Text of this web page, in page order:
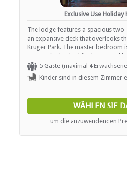
Sicherheit (Alarmanlage)
Rauchen: Nicht drinnen
ESSEN UND TRINKEN
Braai / Grill (BBQ)
Kostenloses Wi-Fi
Exclusive Use Holiday
The lodge features a spacious
an expansive deck that overlooks
Kruger Park. The master bedroom
queen-size bed, while the second
beds. The house is equipped with a
functional kitchen, a comfortable
braai facilities, and a refreshing
boasts sweeping views of Kruger
to the Crocodile River, with the
25-minute drive away. From the
guests can often spot the Big Five
their accommodation.
5 Gäste (maximal 4
Kinder sind in diesem Zimmer
WÄHLEN SIE
um die anzuwendenden